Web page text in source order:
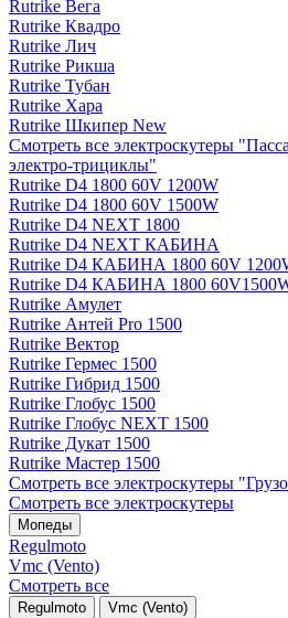
Rutrike Вега
Rutrike Квадро
Rutrike Лич
Rutrike Рикша
Rutrike Тубан
Rutrike Хара
Rutrike Шкипер New
Смотреть все электро­скутеры
электро‑трициклы"
Rutrike D4 1800 60V 1200W
Rutrike D4 1800 60V 1500W
Rutrike D4 NEXT 1800
Rutrike D4 NEXT КАБИНА
Rutrike D4 КАБИНА 1800 60V
Rutrike D4 КАБИНА 1800
Rutrike Амулет
Rutrike Антей Pro 1500
Rutrike Вектор
Rutrike Гермес 1500
Rutrike Гибрид 1500
Rutrike Глобус 1500
Rutrike Глобус NEXT 1500
Rutrike Дукат 1500
Rutrike Мастер 1500
Смотреть все электро­скутеры
Смотреть все электро­скутеры
Мопеды
Regulmoto
Vmc (Vento)
Смотреть все
Regulmoto Vmc (Vento)